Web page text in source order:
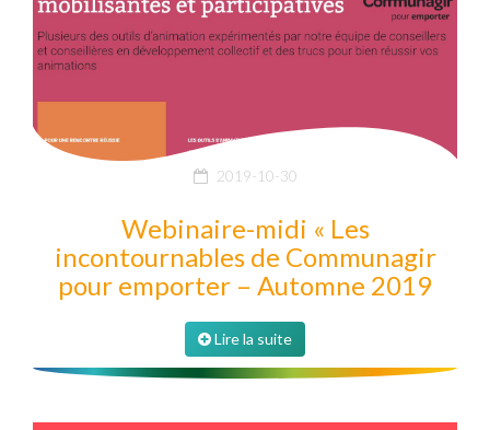
2019-10-30
Webinaire-midi « Les
incontournables de Communagir
pour emporter – Automne 2019
Lire la suite